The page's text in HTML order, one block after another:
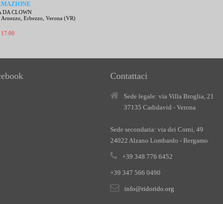
DA CLOWN
Arnezzo, Erbezzo, Verona (VR)
Contattaci
Sede legale: via Villa Broglia, 21
37135 Cadidavid - Verona
Sede secondaria: via dei Corni, 49
24022 Alzano Lombardo - Bergamo
+39 348 776 6452
+39 347 566 0490
info@ridorido.org